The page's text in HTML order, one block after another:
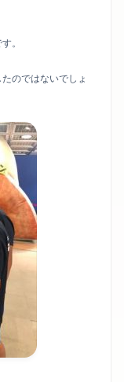
。
のではないでしょ